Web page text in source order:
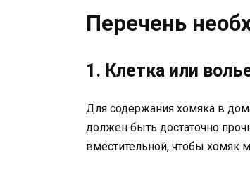
Перечень
1. Клетка или
Для содержания хомяка в
должен быть достаточно
вместительной, чтобы хомяк